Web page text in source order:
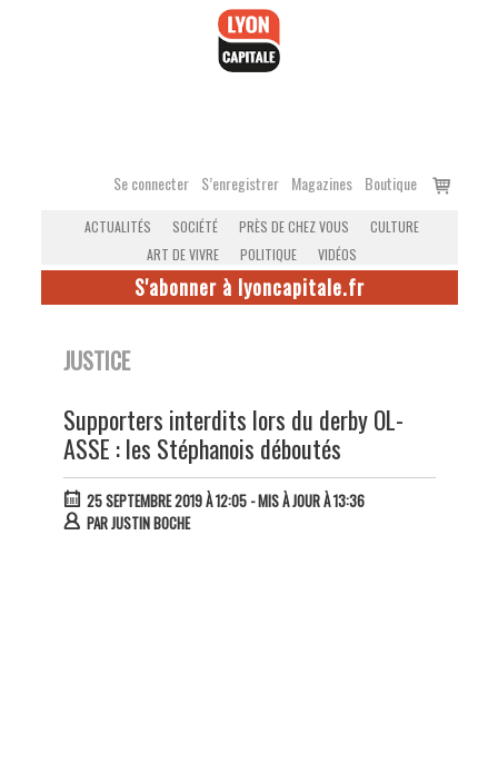
Se connecter S’enregistrer Magazines Boutique
Voir
ACTUALITÉS SOCIÉTÉ PRÈS DE CHEZ VOUS
CULTURE
ART DE VIVRE
POLITIQUE VIDÉOS
S'abonner à lyoncapitale.fr
JUSTICE
Supporters interdits lors du derby OL-
ASSE : les Stéphanois déboutés
25 SEPTEMBRE 2019 À 12:05- MIS À JOUR À 13:36
PARJUSTIN BOCHE